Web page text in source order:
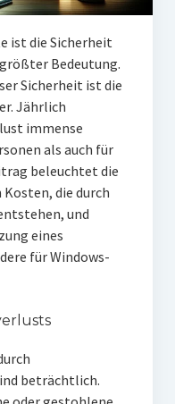
ist die Sicherheit
Bedeutung.
Sicherheit ist die
Jährlich
immense
als auch für
beleuchtet die
die durch
und
eines
für Windows-
beträchtlich.